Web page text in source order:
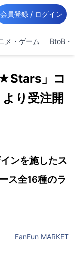
会員登録 / ログイン
メ・ゲーム BtoB・
」コ
り受注開
ンを施したス
ス全16種のラ
FanFun MARKET